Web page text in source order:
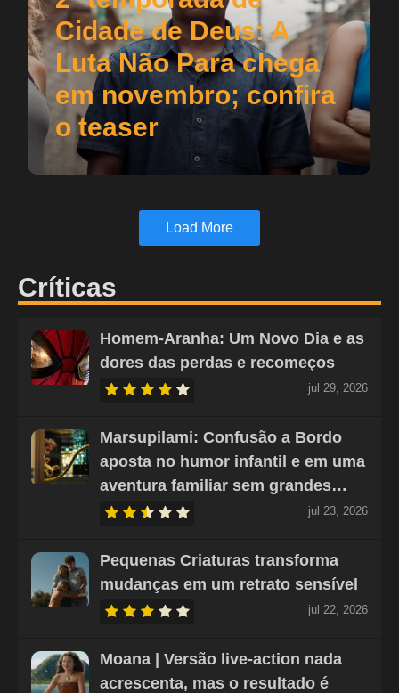
Cidade de Deus: A
Luta Não Para chega
em novembro; confira
o teaser
Load More
Críticas
Homem-Aranha: Um Novo Dia e as
dores das perdas e recomeços
jul 29, 2026
Marsupilami: Confusão a Bordo
aposta no humor infantil e em uma
aventura familiar sem grandes…
jul 23, 2026
Pequenas Criaturas transforma
mudanças em um retrato sensível
jul 22, 2026
Moana | Versão live-action nada
acrescenta, mas o resultado é